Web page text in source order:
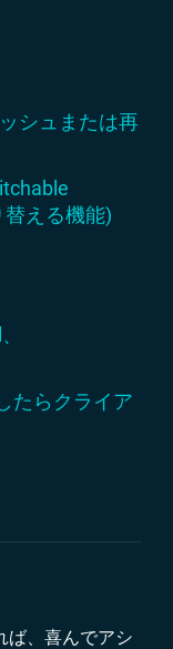
ます。
ド割り当
りに、マウ
し込み) を
てるとい
お試しください
効、特別フォ
、可能であれ
場合には、可
にしてみてく
を別のルーター
シュまたは再
替える機能)
たらクライア
ば、喜んでアシ